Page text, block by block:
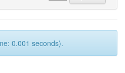
0.001 seconds).